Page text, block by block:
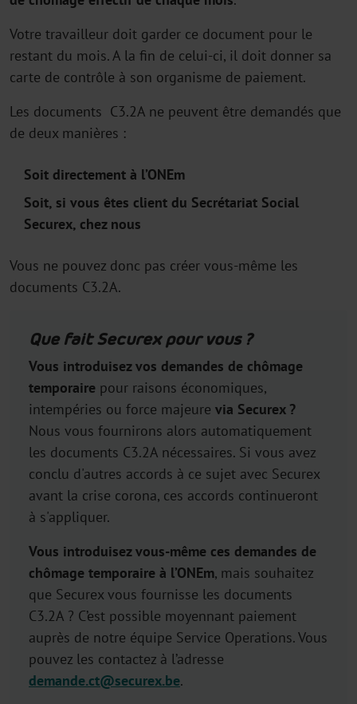
Votre travailleur doit garder ce document pour le
restant du mois. A la fin de celui-ci, il doit donner sa
carte de contrôle à son organisme de paiement.
Les documents C3.2A ne peuvent être demandés que
de deux manières :
Soit directement à l’ONEm
Soit, si vous êtes client du Secrétariat Social
Securex, chez nous
Vous ne pouvez donc pas créer vous-même les
documents C3.2A.
Que fait Securex pour vous ?
Vous introduisez vos demandes de chômage
temporaire pour raisons économiques,
intempéries ou force majeure via Securex ?
Nous vous fournirons alors automatiquement
les documents C3.2A nécessaires. Si vous avez
conclu d'autres accords à ce sujet avec Securex
avant la crise corona, ces accords continueront
à s'appliquer.
Vous introduisez vous-même ces demandes de
chômage temporaire à l’ONEm, mais souhaitez
que Securex vous fournisse les documents
C3.2A ? C’est possible moyennant paiement
auprès de notre équipe Service Operations. Vous
pouvez les contactez à l’adresse
demande.ct@securex.be.